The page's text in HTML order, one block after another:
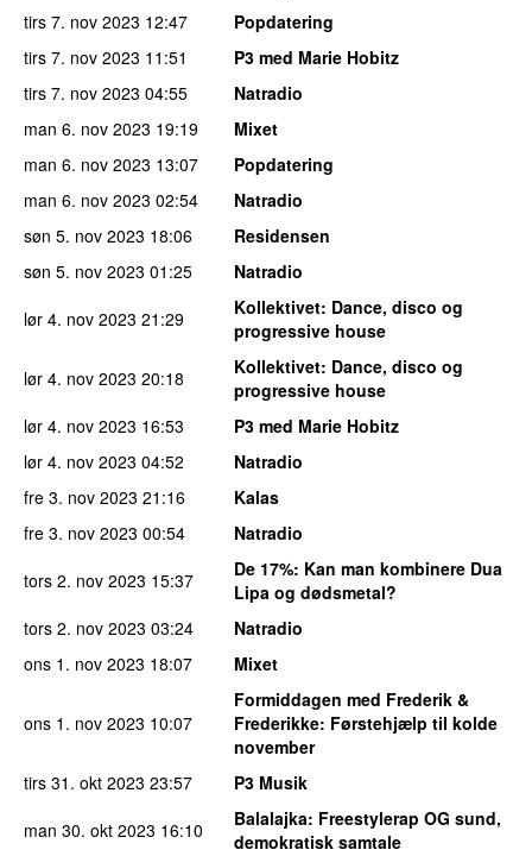
tirs 7. nov 2023 12:47
Popdatering
tirs 7. nov 2023 11:51
P3 med Marie Hobitz
tirs 7. nov 2023 04:55
Natradio
man 6. nov 2023 19:19
Mixet
man 6. nov 2023 13:07
Popdatering
man 6. nov 2023 02:54
Natradio
søn 5. nov 2023 18:06
Residensen
søn 5. nov 2023 01:25
Natradio
lør 4. nov 2023 21:29 Kollektivet: Dance, disco og
progressive house
lør 4. nov 2023 20:18 Kollektivet: Dance, disco og
progressive house
lør 4. nov 2023 16:53
P3 med Marie Hobitz
lør 4. nov 2023 04:52
Natradio
fre 3. nov 2023 21:16
Kalas
fre 3. nov 2023 00:54
Natradio
tors 2. nov 2023 15:37 De 17%: Kan man kombinere Dua
Lipa og dødsmetal?
tors 2. nov 2023 03:24
Natradio
ons 1. nov 2023 18:07 Mixet
ons 1. nov 2023 10:07
Formiddagen med Frederik &
Frederikke: Førstehjælp til kolde
november
tirs 31. okt 2023 23:57
P3 Musik
man 30. okt 2023 16:10 Balalajka: Freestylerap OG sund,
demokratisk samtale